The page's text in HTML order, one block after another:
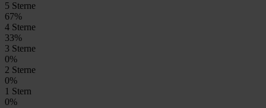
5 Sterne
67%
4 Sterne
33%
3 Sterne
0%
2 Sterne
0%
1 Stern
0%